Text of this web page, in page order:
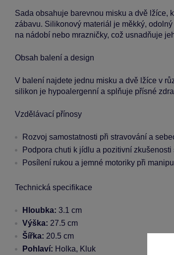
Sada obsahuje barevnou misku a dvě lžíce,
zábavu. Silikonový materiál je měkký,
na nádobí nebo mrazničky, což usnadňuje
Obsah balení a design
V balení najdete jednu misku a dvě lžíce v
silikon je hypoalergenní a splňuje přísné
Vzdělávací přínosy
Rozvoj samostatnosti při stravování a
Podpora chuti k jídlu a pozitivní zkušenosti
Posílení rukou a jemné motoriky při
Technická specifikace
Hloubka: 3.1 cm
Výška: 27.5 cm
Šířka: 20.5 cm
Pohlaví: Holka, Kluk